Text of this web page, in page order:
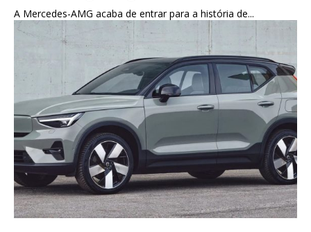
A Mercedes-AMG acaba de entrar para a história de...